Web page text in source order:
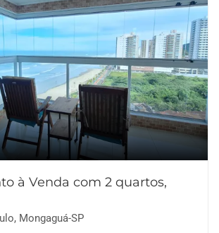
à Venda com 2 quartos,
Mongaguá-SP